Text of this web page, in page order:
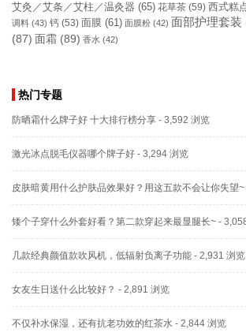
艾灸／艾条／艾柱／温灸器 (65) 花草茶 (59) 西式糕
调料 (43) 钙 (53) 面膜 (61) 面膜粉 (42) 面部护理套装
(87) 面霜 (89) 香水 (42)
热门专题
防晒霜什么牌子好 十大排行榜分享 - 3,592 浏览
激光冰点脱毛仪器哪个牌子好 - 3,294 浏览
皮肤暗黄用什么护肤品效果好？用这五款不会让你失望~
矮个子穿什么外套好看？第二款穿起来最显腿长~ -
几款经典颜值款吹风机，低辐射负离子功能 - 2,931 浏览
女友生日送什么比较好？ - 2,891 浏览
不仅补水保湿，还有抗老功效的红茶水 - 2,844 浏览